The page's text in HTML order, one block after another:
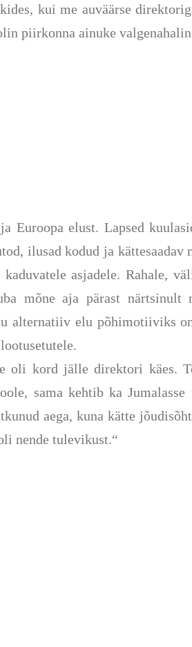
, kui me auväärse
piirkonna ainuke
Euroopa elust. Lapsed
ilusad kodud ja
kaduvatele asjadele. Rahale,
mõne aja pärast
alternatiiv elu põhimotiiviks
oli kord jälle direktori käes.
sama kehtib ka
aega, kuna kätte jõudis
nende tulevikust.“